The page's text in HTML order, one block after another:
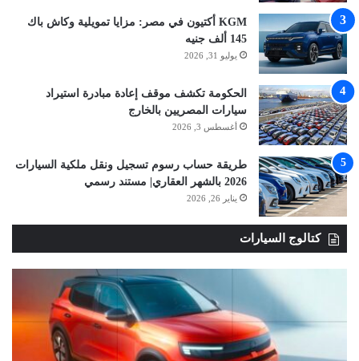
KGM أكتيون في مصر: مزايا تمويلية وكاش باك
145 ألف جنيه
يوليو 31, 2026
الحكومة تكشف موقف إعادة مبادرة استيراد
سيارات المصريين بالخارج
أغسطس 3, 2026
طريقة حساب رسوم تسجيل ونقل ملكية السيارات
2026 بالشهر العقاري| مستند رسمي
يناير 26, 2026
كتالوج السيارات